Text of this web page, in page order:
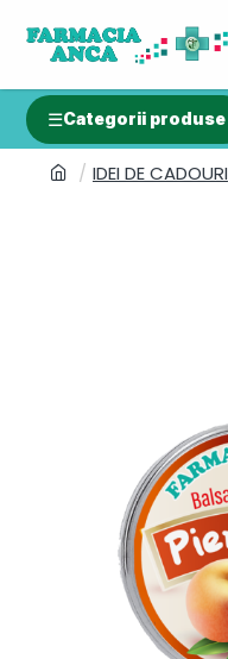
Categorii produse
IDEI DE CADOURI